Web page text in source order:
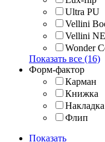
Ultra PU
Vellini
Vellini
Wonder
Показать все (16)
Форм-фактор
Карман
Книжка
Накладка
Флип
Показать